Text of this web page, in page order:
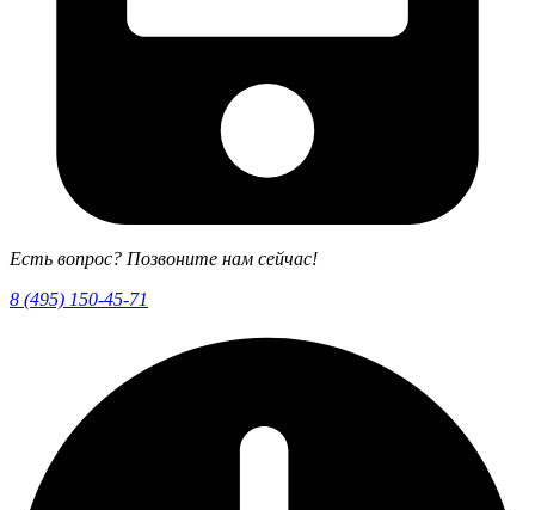
Есть вопрос? Позвоните нам сейчас!
8 (495) 150-45-71